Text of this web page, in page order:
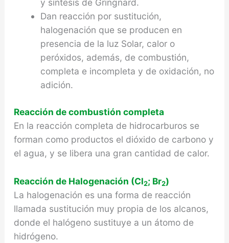
y síntesis de Gringnard.
Dan reacción por sustitución,
halogenación que se producen en
presencia de la luz Solar, calor o
peróxidos, además, de combustión,
completa e incompleta y de oxidación, no
adición.
Reacción de combustión completa
En la reacción completa de hidrocarburos se
forman como productos el dióxido de carbono y
el agua, y se libera una gran cantidad de calor.
Reacción de Halogenación (Cl2; Br2)
La halogenación es una forma de reacción
llamada sustitución muy propia de los alcanos,
donde el halóge­no sustituye a un átomo de
hidrógeno.